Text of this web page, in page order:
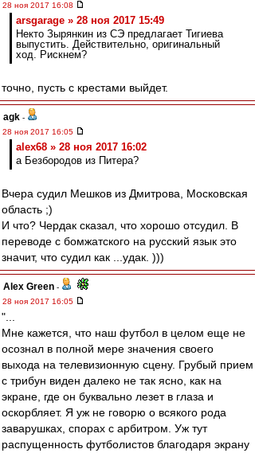
28 ноя 2017 16:08
arsgarage » 28 ноя 2017 15:49
Некто Зырянкин из СЭ предлагает Тигиева
выпустить. Действительно, оригинальный
ход. Рискнем?
точно, пусть с крестами выйдет.
agk -
28 ноя 2017 16:05
alex68 » 28 ноя 2017 16:02
а Безбородов из Питера?
Вчера судил Мешков из Дмитрова, Московская
область ;)
И что? Чердак сказал, что хорошо отсудил. В
переводе с бомжатского на русский язык это
значит, что судил как ...удак. )))
Alex Green -
28 ноя 2017 16:05
"...
Мне кажется, что наш футбол в целом еще не
осознал в полной мере значения своего
выхода на телевизионную сцену. Грубый прием
с трибун виден далеко не так ясно, как на
экране, где он буквально лезет в глаза и
оскорбляет. Я уж не говорю о всякого рода
заварушках, спорах с арбитром. Уж тут
распущенность футболистов благодаря экрану